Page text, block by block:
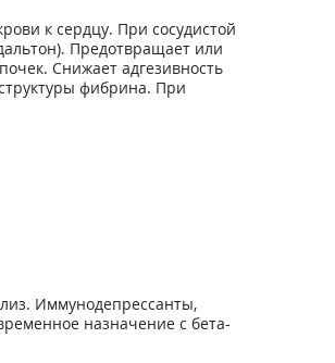
к сердцу. При сосудистой
Предотвращает или
Снижает адгезивность
фибрина. При
Иммунодепрессанты,
назначение с бета-